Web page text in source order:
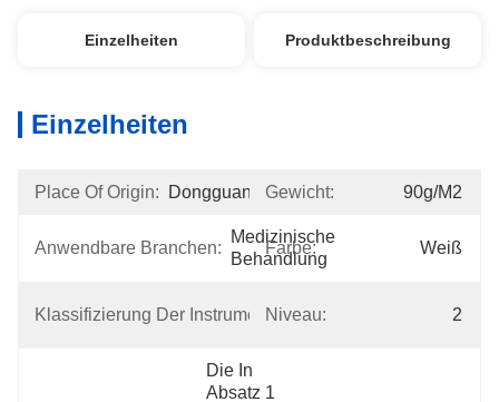
Einzelheiten Produktbeschreibung
Einzelheiten
Place Of Origin: Dongguan Gewicht: 90g/m2
Anwendbare Branchen:
Medizinische
Behandlung
Farbe: Weiß
Klassifizierung Der Instrumente:
I
Niveau: 2
Die In
Absatz 1